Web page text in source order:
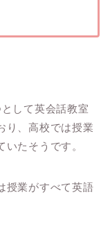
して英会話教室
り、高校では授業
たそうです。
授業がすべて英語